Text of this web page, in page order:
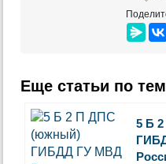
Еще статьи по
5 Б